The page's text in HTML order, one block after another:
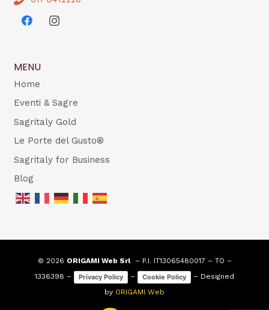
MENU
Home
Eventi & Sagre
Sagritaly Gold
Le Porte del Gusto®
Sagritaly for Business
Blog
© 2026 ORIGAMI Web Srl– P.I. IT13065480017 – TO –
1336398 –
Privacy Policy – Cookie Policy
– Designed
by ORIGAMI Web